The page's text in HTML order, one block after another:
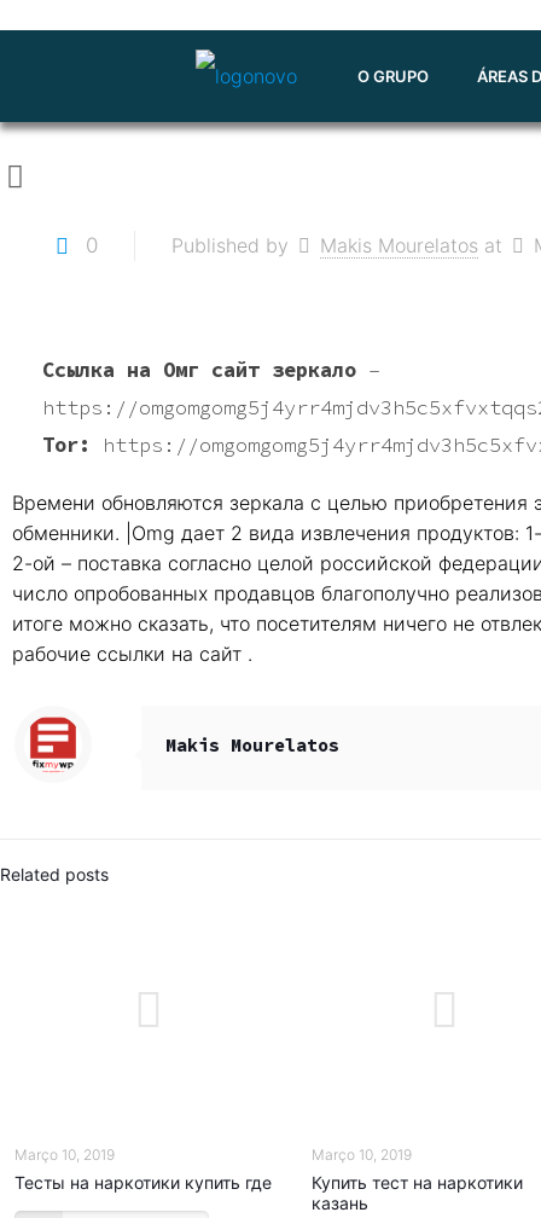
O GRUPO ÁREAS
0 Published by Makis Mourelatos at
Ссылка на Омг сайт зеркало–
https://
Tor:
https://
Времени обновляются зеркала с целью
обменники. |Omg дает 2 вида извлечения продуктов:
2-ой – поставка согласно целой российской
число опробованных продавцов благополучно
итоге можно сказать, что посетителям ничего не
рабочие ссылки на сайт .
Makis Mourelatos
Related posts
Março 10, 2019
Тесты на наркотики купить где
Março 10, 2019
Купить тест на наркотики
казань